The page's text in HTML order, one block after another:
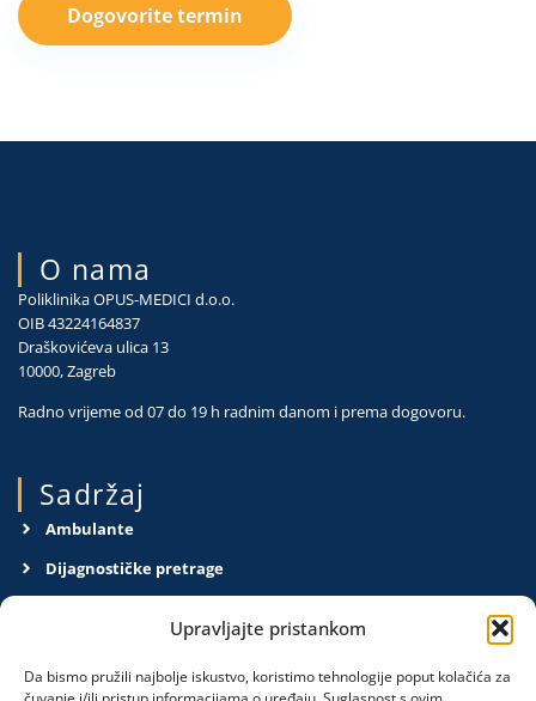
Upravljajte pristankom
Da bismo pružili najbolje iskustvo, koristimo tehnologije poput kolačića za
Dogovorite termin
O nama
Poliklinika OPUS-MEDICI d.o.o.
OIB 43224164837
Draškovićeva ulica 13
10000, Zagreb
Radno vrijeme od 07 do 19 h radnim danom i prema dogovoru.
Sadržaj
Ambulante
Dijagnostičke pretrage
Pravila privatnosti